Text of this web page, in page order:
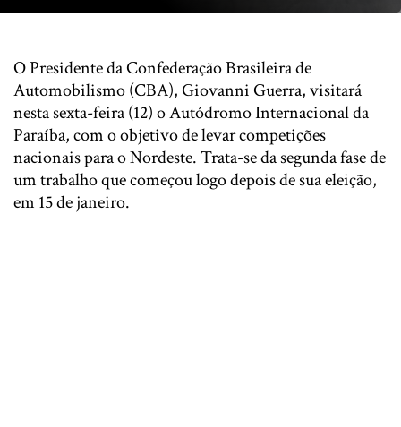
O Presidente da Confederação Brasileira de
Automobilismo (CBA), Giovanni Guerra, visitará
nesta sexta-feira (12) o Autódromo Internacional da
Paraíba, com o objetivo de levar competições
nacionais para o Nordeste. Trata-se da segunda fase de
um trabalho que começou logo depois de sua eleição,
em 15 de janeiro.